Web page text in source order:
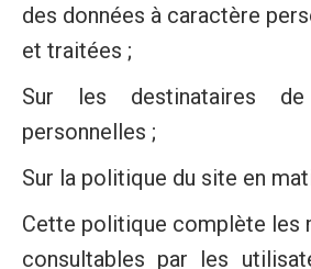
des données à caractère
et traitées ;
Sur les destinataires
personnelles ;
Sur la politique du site en
Cette politique complète les
consultables par les